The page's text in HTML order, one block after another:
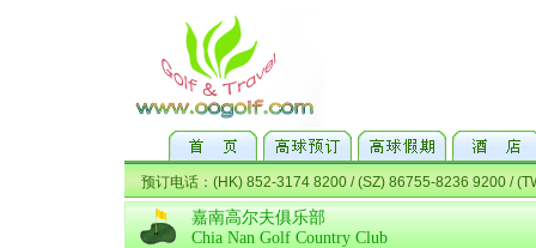
嘉南高尔夫俱乐部
Chia Nan Golf Country Club